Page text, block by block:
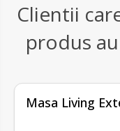
Clientii
produs
Masa Living